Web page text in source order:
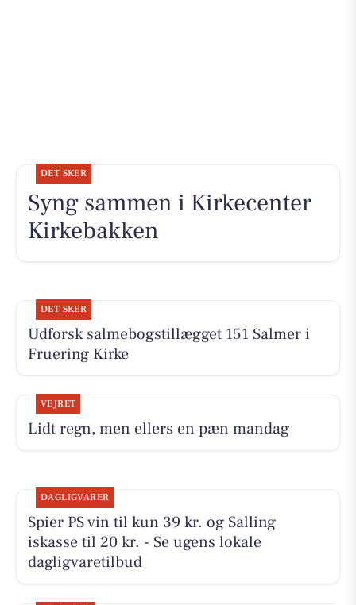
DET SKER
Syng sammen i Kirkecenter
Kirkebakken
DET SKER
Udforsk salmebogstillægget 151 Salmer i
Fruering Kirke
VEJRET
Lidt regn, men ellers en pæn mandag
DAGLIGVARER
Spier PS vin til kun 39 kr. og Salling
iskasse til 20 kr. - Se ugens lokale
dagligvaretilbud